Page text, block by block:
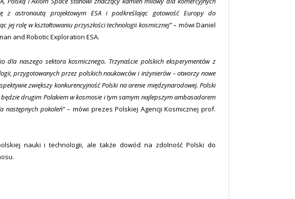
z astronautą projektowym ESA i podkreślając gotowość Europy do
jej rolę w kształtowaniu przyszłości technologii kosmicznej”– mówi Daniel
and Robotic Exploration ESA.
dla naszego sektora kosmicznego. Trzynaście polskich eksperymentów z
przygotowanych przez polskich naukowców i inżynierów – otworzy nowe
zwiększy konkurencyjność Polski na arenie międzynarodowej. Polski
drugim Polakiem w kosmosie i tym samym najlepszym ambasadorem
następnych pokoleń”– mówi prezes Polskiej Agencji Kosmicznej prof.
nauki i technologii, ale także dowód na zdolność Polski do